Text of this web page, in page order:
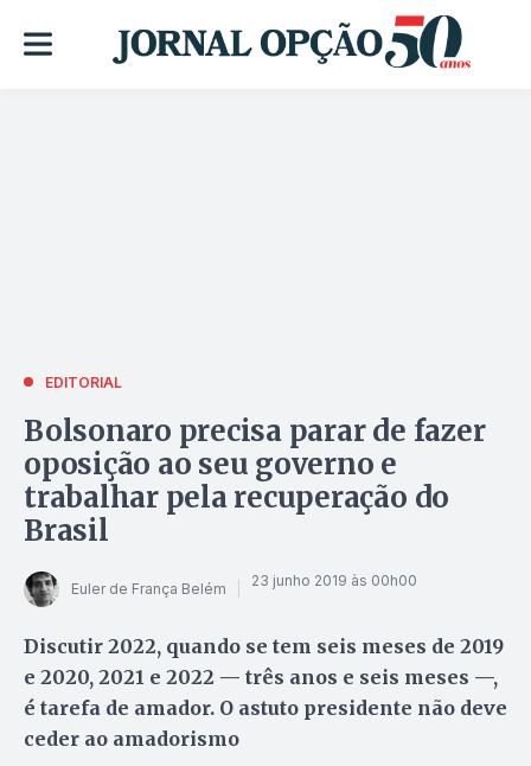
EDITORIAL
Bolsonaro precisa parar de fazer
oposição ao seu governo e
trabalhar pela recuperação do
Brasil
Euler de França Belém 23 junho 2019 às 00h00
Discutir 2022, quando se tem seis meses de 2019
e 2020, 2021 e 2022 — três anos e seis meses —,
é tarefa de amador. O astuto presidente não deve
ceder ao amadorismo